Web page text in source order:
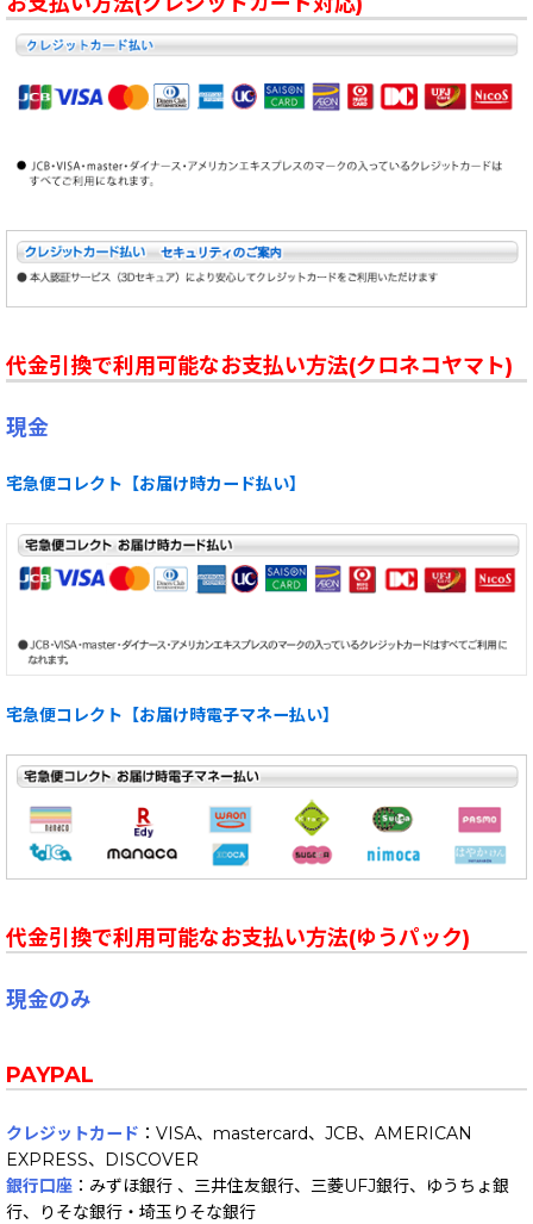
代金引換で利用可能なお支払い方法(クロネコヤマト)
現金
宅急便コレクト【お届け時カード払い】
宅急便コレクト【お届け時電子マネー払い】
代金引換で利用可能なお支払い方法(ゆうパック)
現金のみ
PAYPAL
クレジットカード ：VISA、mastercard、JCB、AMERICAN
EXPRESS、DISCOVER
銀行口座 ：みずほ銀行 、三井住友銀行、三菱UFJ銀行、ゆうちょ銀
行、りそな銀行・埼玉りそな銀行